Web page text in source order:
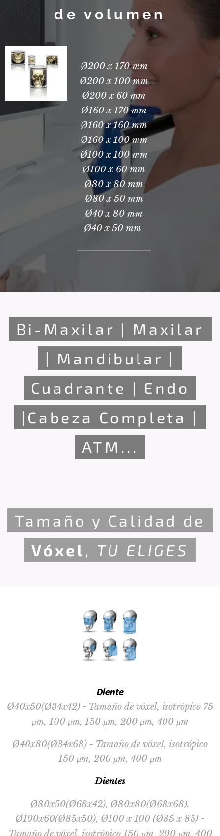
devolumen
Ø200 x 170 mm
Ø200 x 100 mm
Ø200 x 60 mm
Ø160 x 170 mm
Ø160 x 160 mm
Ø160 x 100 mm
Ø100 x 100 mm
Ø100 x 60 mm
Ø80 x 80 mm
Ø80 x 50 mm
Ø40 x 80 mm
Ø40 x 50 mm
Bi-Maxilar | Maxilar
| Mandibular |
Cuadrante | Endo
|Cabeza Completa |
ATM...
Tamaño y Calidad de
Vóxel , TU ELIGES
Diente
Ø40x50(Ø34x42) - Tamaño de vóxel, isotrópico 75
μm, 100 μm, 150 μm, 200 μm, 400 μm
Ø40x80(Ø34x68) - Tamaño de vóxel, isotrópico
150 μm, 200 μm, 400 μm
Dientes
Ø80x50(Ø68x42), Ø80x80(Ø68x68),
Ø100x60(Ø85x50), Ø100 x 100 (Ø85 x 85) -
Tamaño de vóxel, isotrópico 150 μm, 200 μm, 400